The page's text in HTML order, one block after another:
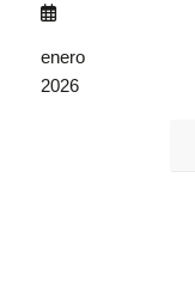
enero
2026